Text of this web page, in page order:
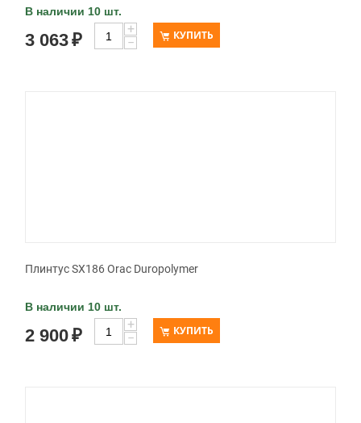
В наличии 10 шт.
3 063₽
+
−
КУПИТЬ
Плинтус SX186 Orac Duropolymer
В наличии 10 шт.
2 900₽
+
−
КУПИТЬ